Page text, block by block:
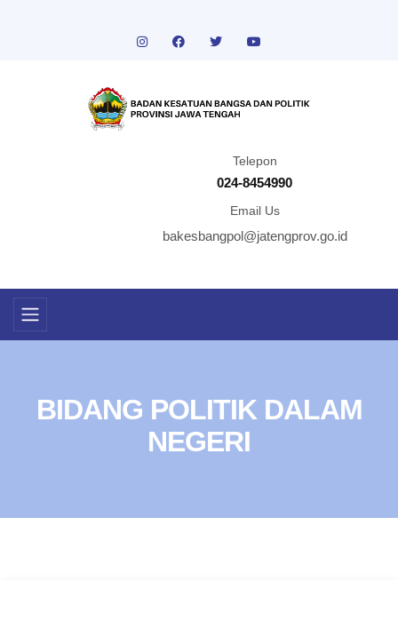
Telepon
024-8454990
Email Us
bakesbangpol@jatengprov.go.id
BIDANG POLITIK DALAM
NEGERI